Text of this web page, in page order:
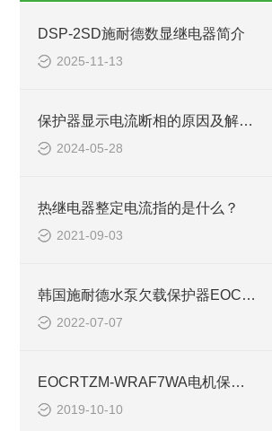
DSP-2SD施耐德数显继电器简介
2025-11-13
保护器显示电流断相的原因及解决方法EOCR-3DE
2024-05-28
热继电器整定电流指的是什么？
2021-09-03
韩国施耐德水泵欠载保护器EOCR3DE详细说明
2022-07-07
EOCRTZM-WRAF7WA电机保护器施耐德
2019-10-10